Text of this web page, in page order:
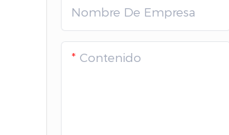
Nombre De Empresa
Contenido